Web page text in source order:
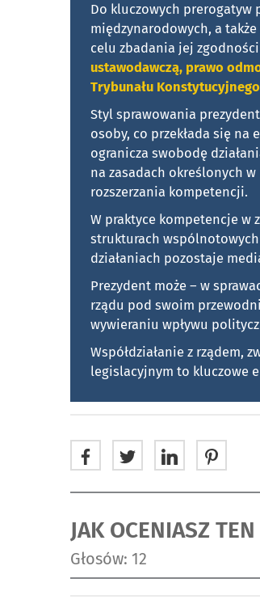
Do kluczowych prerogatyw
międzynarodowych, a
celu zbadania jej
ustawodawczą, prawo
Trybunału
Styl sprawowania
osoby, co przekłada się
ogranicza swobodę
na zasadach określonych
rozszerzania kompetencji.
W praktyce kompetencje w
strukturach wspólnotowych
działaniach pozostaje
Prezydent może – w
rządu pod swoim
wywieraniu wpływu
Współdziałanie z rządem,
legislacyjnym to kluczowe
JAK OCENIASZ
Głosów: 12